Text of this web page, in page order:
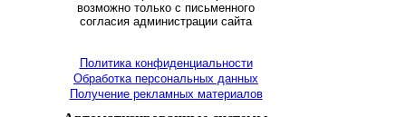
возможно только с письменного
согласия администрации сайта
Политика конфиденциальности
Обработка персональных данных
Получение рекламных материалов